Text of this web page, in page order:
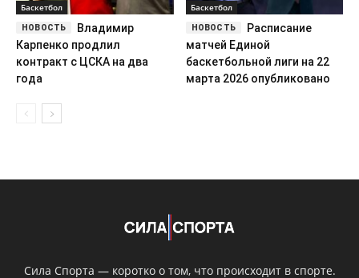
Баскетбол
Владимир
Карпенко продлил
контракт с ЦСКА на два
года
Баскетбол
Расписание
матчей Единой
баскетбольной лиги на 22
марта 2026 опубликовано
Сила Спорта — коротко о том, что происходит в спорте.